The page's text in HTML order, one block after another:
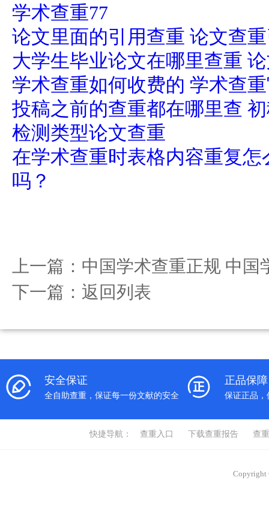
学术查重77
论文里面的引用查重 论文查
大学生毕业论文在哪里查重
学术查重如何收费的 学术查
投稿之前的查重都在哪里查
检测类型论文查重
在学术查重时表格内容重复
吗？
上一篇： 中国学术查重正规 中国
下一篇： 返回列表
安全保证
全自助查重，保证每一份文献的安全
正品保障
保证正品，
快捷导航： 查重入口 下载查重报告 查
Copyright